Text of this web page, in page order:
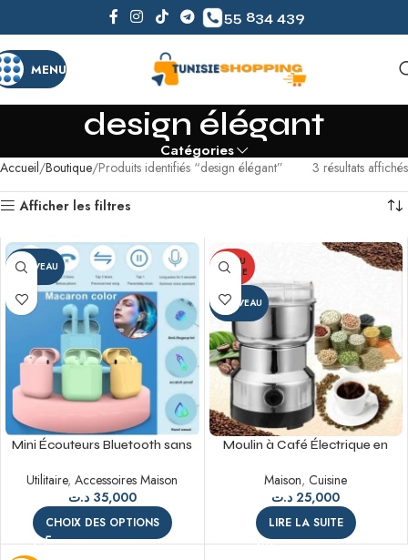
55 834 439
MENU
design élégant
Catégories
Accueil Boutique Produits identifiés “design élégant” 3 résultats affichés
Afficher les filtres
NOUVEAU
Mini Écouteurs Bluetooth sans
et Style Épuré
Utilitaire,Accessoires Maison
35,000 د.ت
CHOIX DES OPTIONS
EN RU
PTURE
NOUVEAU
Moulin à Café Électrique en
Graines
Maison, Cuisine
25,000 د.ت
LIRE LA SUITE